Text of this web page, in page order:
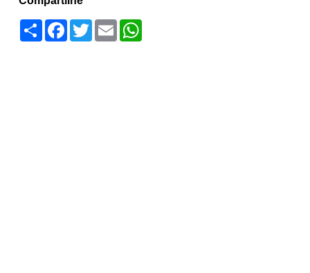
Compartilhar
Facebook
TwitterEmailWhatsApp